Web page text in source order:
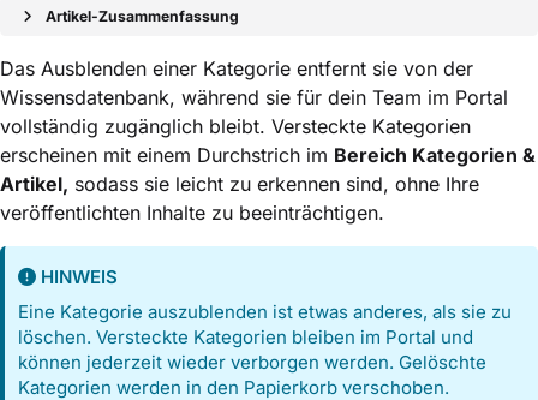
Artikel-Zusammenfassung
Das Ausblenden einer Kategorie entfernt sie von der
Wissensdatenbank, während sie für dein Team im Portal
vollständig zugänglich bleibt. Versteckte Kategorien
erscheinen mit einem Durchstrich im Bereich Kategorien &
Artikel, sodass sie leicht zu erkennen sind, ohne Ihre
veröffentlichten Inhalte zu beeinträchtigen.
HINWEIS
Eine Kategorie auszublenden ist etwas anderes, als sie zu
löschen. Versteckte Kategorien bleiben im Portal und
können jederzeit wieder verborgen werden. Gelöschte
Kategorien werden in den Papierkorb verschoben.